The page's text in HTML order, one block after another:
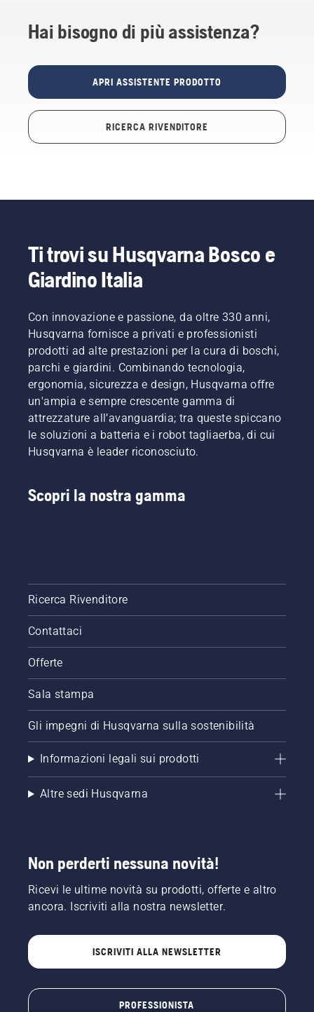
Hai bisogno di più assistenza?
APRI ASSISTENTE PRODOTTO
RICERCA RIVENDITORE
Ti trovi su Husqvarna Bosco e
Giardino Italia
Con innovazione e passione, da oltre 330 anni,
Husqvarna fornisce a privati e professionisti
prodotti ad alte prestazioni per la cura di boschi,
parchi e giardini. Combinando tecnologia,
ergonomia, sicurezza e design, Husqvarna offre
un'ampia e sempre crescente gamma di
attrezzature all’avanguardia; tra queste spiccano
le soluzioni a batteria e i robot tagliaerba, di cui
Husqvarna è leader riconosciuto.
Scopri la nostra gamma
Ricerca Rivenditore
Contattaci
Offerte
Sala stampa
Gli impegni di Husqvarna sulla sostenibilità
Informazioni legali sui prodotti
Altre sedi Husqvarna
Non perderti nessuna novità!
Ricevi le ultime novità su prodotti, offerte e altro
ancora. Iscriviti alla nostra newsletter.
ISCRIVITI ALLA NEWSLETTER
PROFESSIONISTA